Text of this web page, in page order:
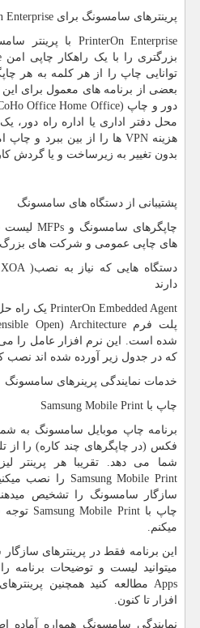
پرینترهای سامسونگ برای Enterprise
PrinterOn Enterprise با پرینتر
بزرگتری را با یک راهکار چاپی امن
توانایی چاپ را از هر کلمه به هر
بعضی از برنامه های معمول برای این
دور و چاپ (Office Home Office
محل دفتر اداری یا اداره راه دور،
هزینهVPN ها را از بین ببرد و
بدون تغییر به زیرساخت و یا گردش
پشتیبانی از دستگاه های سامسونگ
چاپگرهای سامسونگ و MFPsلیست
های چاپی عمومی و شرکت های
دستگاه هایی که نیاز به نصب(
دارند
PrinterOn Embedded Agent یک راه
پلت فرمOpen) Architecture
شده است. این نرم افزار عامل را
که در جدول زیر آورده شده اند نصب
خدمات نمایندگی پرینرهای سامسونگ
چاپ با Samsung Mobile Print
برنامه چاپ موبایل سامسونگ به
فکس (در چاپگرهای چند کاره) را از
شما می دهد. تقریبا هر پرینتر
Samsung Mobile Print را نصب
سازگار سامسونگ را تشخیص
چاپ باSamsung Mobile Print توجه
میکنم.
این برنامه فقط در پرینترهای
میتوانید لیست و توضیحات برنامه
Apps مطالعه کنید همچنین
افزار تا کنون.
نمایندگی سامسونگ همواره آماده